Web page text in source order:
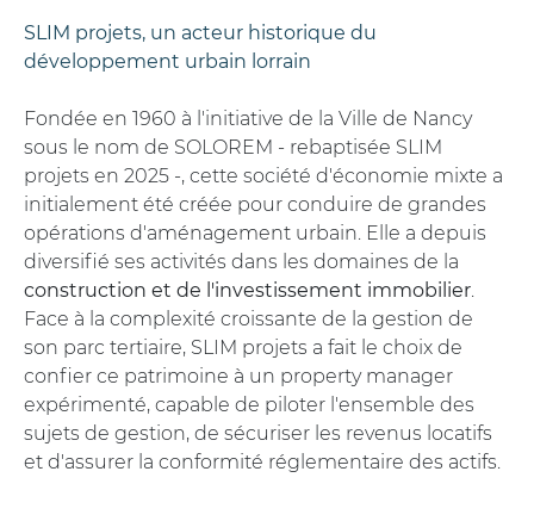
SLIM projets, un acteur historique du
développement urbain lorrain
Fondée en 1960 à l'initiative de la Ville de Nancy
sous le nom de SOLOREM - rebaptisée SLIM
projets en 2025 -, cette société d'économie mixte a
initialement été créée pour conduire de grandes
opérations d'aménagement urbain. Elle a depuis
diversifié ses activités dans les domaines de la
construction et de l'investissement immobilier.
Face à la complexité croissante de la gestion de
son parc tertiaire, SLIM projets a fait le choix de
confier ce patrimoine à un property manager
expérimenté, capable de piloter l'ensemble des
sujets de gestion, de sécuriser les revenus locatifs
et d'assurer la conformité réglementaire des actifs.